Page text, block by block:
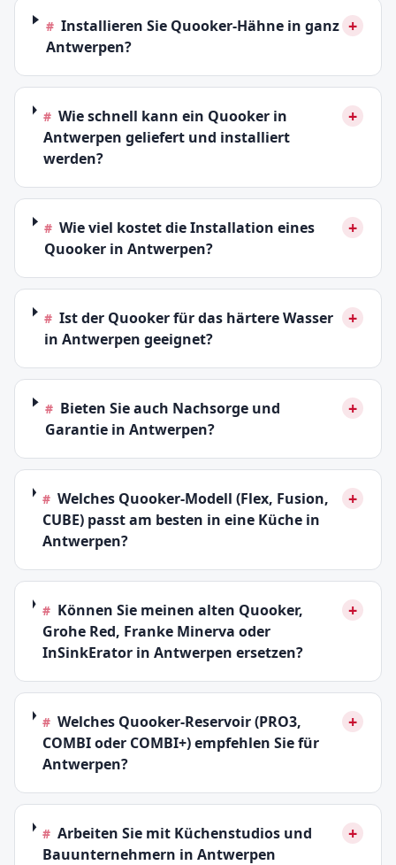
# Installieren Sie Quooker-Hähne in ganz
Antwerpen?
+
# Wie schnell kann ein Quooker in
Antwerpen geliefert und installiert
werden?
+
# Wie viel kostet die Installation eines
Quooker in Antwerpen?
+
# Ist der Quooker für das härtere Wasser
in Antwerpen geeignet?
+
# Bieten Sie auch Nachsorge und
Garantie in Antwerpen?
+
# Welches Quooker-Modell (Flex, Fusion,
CUBE) passt am besten in eine Küche in
Antwerpen?
+
# Können Sie meinen alten Quooker,
Grohe Red, Franke Minerva oder
InSinkErator in Antwerpen ersetzen?
+
# Welches Quooker-Reservoir (PRO3,
COMBI oder COMBI+) empfehlen Sie für
Antwerpen?
+
# Arbeiten Sie mit Küchenstudios und
Bauunternehmern in Antwerpen
+